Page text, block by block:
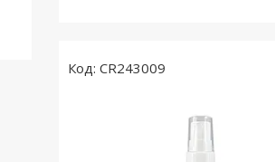
CR243009